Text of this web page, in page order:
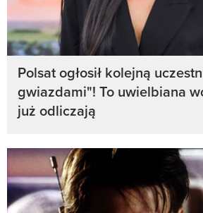
Polsat ogłosił kolejną
gwiazdami"! To uwielbiana
już odliczają